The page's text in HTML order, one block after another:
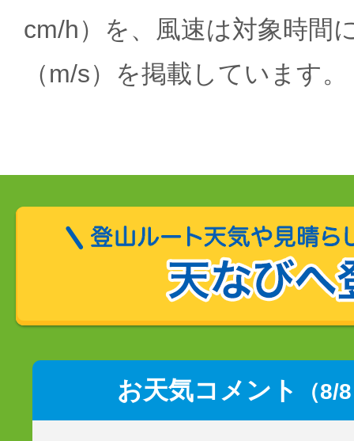
cm/h）を、風速は対象時間
（m/s）を掲載しています。
お天気コメント （8/